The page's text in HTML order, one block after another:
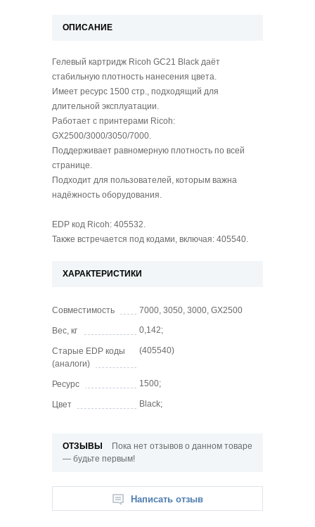
ОПИСАНИЕ
Гелевый картридж Ricoh GC21 Black даёт
стабильную плотность нанесения цвета.
Имеет ресурс 1500 стр., подходящий для
длительной эксплуатации.
Работает с принтерами Ricoh:
GX2500/3000/3050/7000.
Поддерживает равномерную плотность по всей
странице.
Подходит для пользователей, которым важна
надёжность оборудования.
EDP код Ricoh: 405532.
Также встречается под кодами, включая: 405540.
ХАРАКТЕРИСТИКИ
Совместимость 7000, 3050, 3000, GX2500
Вес, кг 0,142;
Старые EDP коды
(аналоги)
(405540)
Ресурс 1500;
Цвет Black;
ОТЗЫВЫ
Пока нет отзывов о данном товаре
— будьте первым!
Написать отзыв